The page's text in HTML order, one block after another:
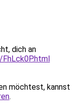
dich an
möchtest, kannst
.